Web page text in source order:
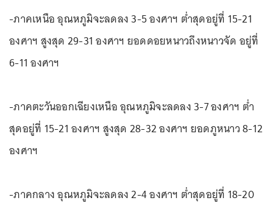
-ภาคเหนือ อุณหภูมิจะลดลง 3-5 องศาฯ ต่ำสุดอยู่ที่ 15-21
องศาฯ สูงสุด 29-31 องศาฯ ยอดดอยหนาวถึงหนาวจัด อยู่ที่
6-11 องศาฯ
-ภาคตะวันออกเฉียงเหนือ อุณหภูมิจะลดลง 3-7 องศาฯ ต่ำ
สุดอยู่ที่ 15-21 องศาฯ สูงสุด 28-32 องศาฯ ยอดภูหนาว 8-12
องศาฯ
-ภาคกลาง อุณหภูมิจะลดลง 2-4 องศาฯ ต่ำสุดอยู่ที่ 18-20